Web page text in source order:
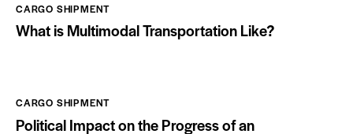
CARGO SHIPMENT
What is Multimodal Transportation Like?
CARGO SHIPMENT
Political Impact on the Progress of an